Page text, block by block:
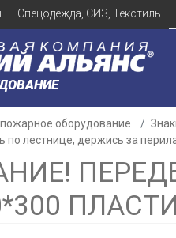
Спецодежда, СИЗ, Текстиль
оборудование
по лестнице, держись за
Для клиентов